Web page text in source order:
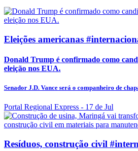
Eleições americanas
Donald Trump é confirmado como
eleição nos EUA.
Senador J.D. Vance será o companheiro de
Portal Regional Express - 17 de Jul
Resíduos, construção civil